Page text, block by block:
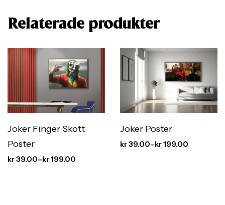
Relaterade produkter
Joker Finger Skott
Poster
kr39.00–kr199.00
Joker Poster
kr39.00–kr199.00